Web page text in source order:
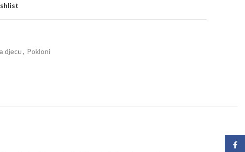
djecu, Pokloni